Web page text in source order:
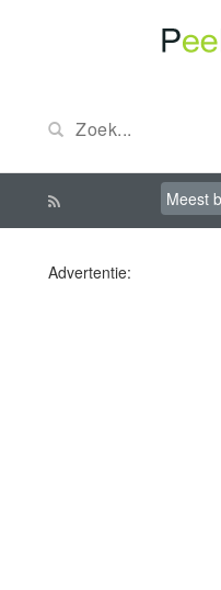
Meest
Advertentie: